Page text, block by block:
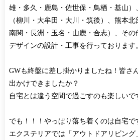
雄・多久・鹿島・佐世保・鳥栖・基山）
（柳川・大牟田・大川・筑後）、熊本北
南関・長洲・玉名・山鹿・合志）、その
デザインの設計・工事を行っております。
GWも終盤に差し掛かりましたね！皆さ
出かけできましたか？
自宅とは違う空間で過ごすのも楽しいで
でも！！！やっぱり落ち着くのは自宅で
エクステリアでは「アウトドアリビン